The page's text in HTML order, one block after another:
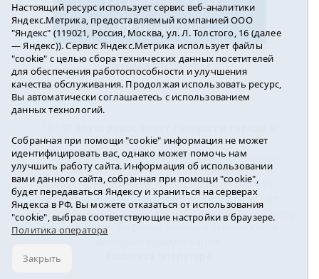
Погода в Ялуторовске
района2016-2023
Учредитель: АНО «ИИЦ « Ялуторовская жизнь».
Главный редактор: Вешкурцева С.П.
E-mail:yznaet@inbox.ruТел.: 8(34535)2-02-51
Регистрационный номер ЭЛ № ФС 77-64937 от
24.02.2016г. выдан Федеральной службой по надзору
в сфере связи, информационных технологий и
Настоящий ресурс использует сервис веб-аналитики
Яндекс.Метрика, предоставляемый компанией ООО
"Яндекс" (119021, Россия, Москва, ул. Л. Толстого, 16 (далее
— Яндекс)). Сервис Яндекс.Метрика использует файлы
"cookie" с целью сбора технических данных посетителей
для обеспечения работоспособности и улучшения
качества обслуживания. Продолжая использовать ресурс,
Вы автоматически соглашаетесь с использованием
данных технологий.
Собранная при помощи "cookie" информация не может
идентифицировать вас, однако может помочь нам
улучшить работу сайта. Информация об использовании
вами данного сайта, собранная при помощи "cookie",
будет передаваться Яндексу и храниться на серверах
Яндекса в РФ. Вы можете отказаться от использования
"cookie", выбрав соответствующие настройки в браузере.
Политика оператора
Закрыть